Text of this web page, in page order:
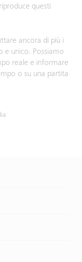
questi
ancora di più i
e unico. Possiamo
reale e informare
o su una partita